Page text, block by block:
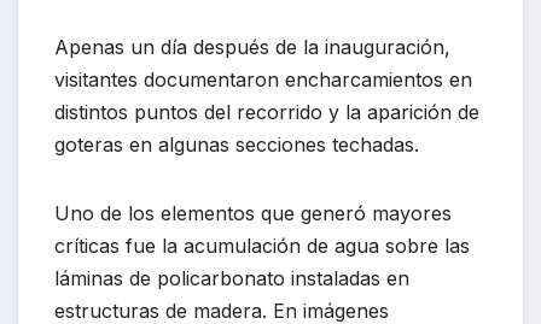
Apenas un día después de la inauguración,
visitantes documentaron encharcamientos en
distintos puntos del recorrido y la aparición de
goteras en algunas secciones techadas.
Uno de los elementos que generó mayores
críticas fue la acumulación de agua sobre las
láminas de policarbonato instaladas en
estructuras de madera. En imágenes